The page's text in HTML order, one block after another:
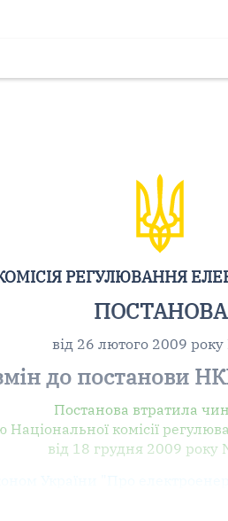
РЕГУЛЮВАННЯ
ПОСТАНОВА
від 26 лютого 2009 року
до постанови
Постанова втратила
Національної комісії
від 18 грудня 2009 року